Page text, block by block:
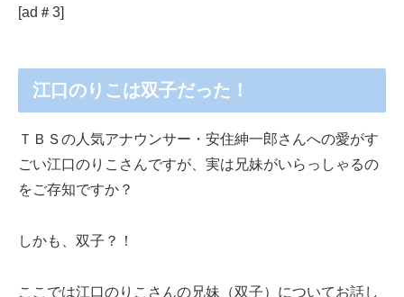
[ad＃3]
江口のりこは双子だった！
ＴＢＳの人気アナウンサー・安住紳一郎さんへの愛がす
ごい江口のりこさんですが、実は兄妹がいらっしゃるの
をご存知ですか？
しかも、双子？！
ここでは江口のりこさんの兄妹（双子）についてお話し